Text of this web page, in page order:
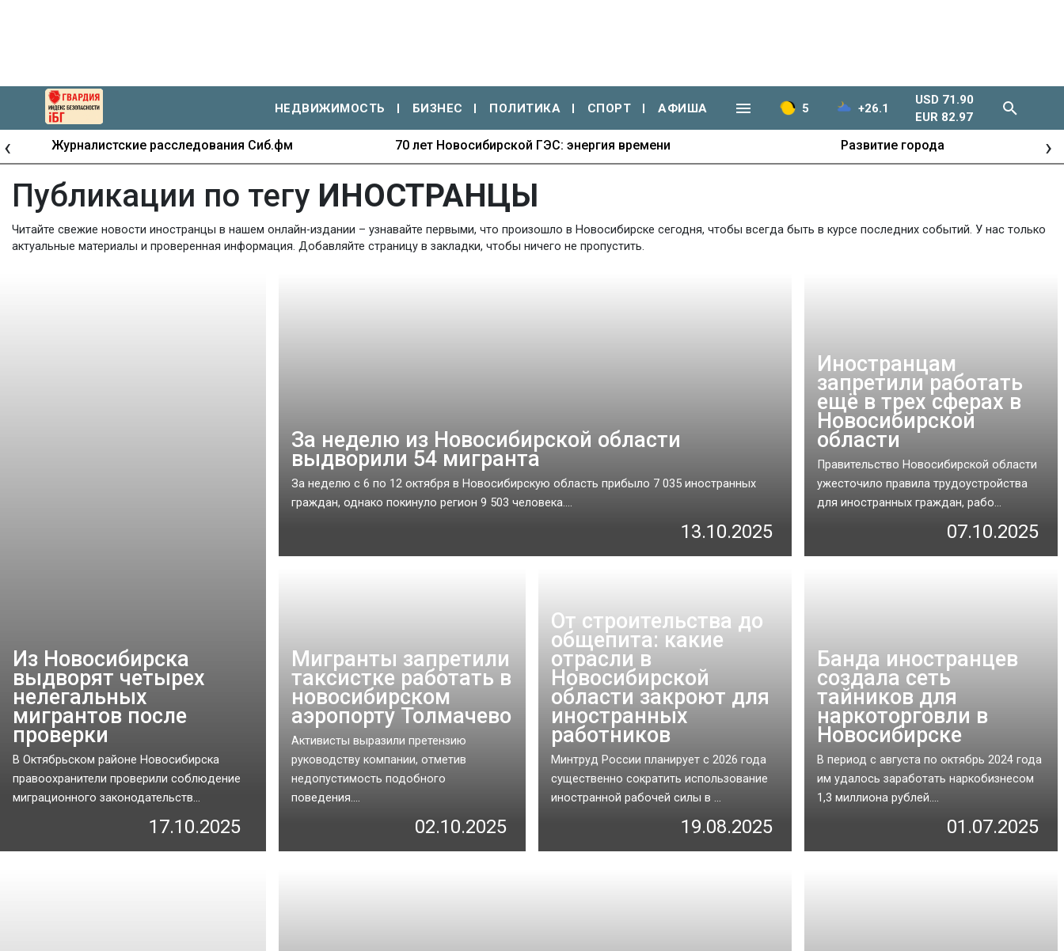
НЕДВИЖИМОСТЬ БИЗНЕС ПОЛИТИКА СПОРТ АФИША 5 +26.1
USD 71.90
EUR 82.97
Журналистские расследования Сиб.фм 70 лет Новосибирской ГЭС: энергия времени Развитие города
‹ ›
Публикации по тегу ИНОСТРАНЦЫ
Читайте свежие новости иностранцы в нашем онлайн-издании – узнавайте первыми, что произошло в Новосибирске сегодня, чтобы всегда быть в курсе последних событий. У нас только
актуальные материалы и проверенная информация. Добавляйте страницу в закладки, чтобы ничего не пропустить.
Из Новосибирска
выдворят четырех
нелегальных
мигрантов после
проверки
В Октябрьском районе Новосибирска
правоохранители проверили соблюдение
миграционного законодательств...
17.10.2025
За неделю из Новосибирской области
выдворили 54 мигранта
За неделю с 6 по 12 октября в Новосибирскую область прибыло 7 035 иностранных
граждан, однако покинуло регион 9 503 человека....
13.10.2025
Иностранцам
запретили работать
ещё в трех сферах в
Новосибирской
области
Правительство Новосибирской области
ужесточило правила трудоустройства
для иностранных граждан, рабо...
07.10.2025
Мигранты запретили
таксистке работать в
новосибирском
аэропорту Толмачево
Активисты выразили претензию
руководству компании, отметив
недопустимость подобного
поведения....
02.10.2025
От строительства до
общепита: какие
отрасли в
Новосибирской
области закроют для
иностранных
работников
Минтруд России планирует с 2026 года
существенно сократить использование
иностранной рабочей силы в ...
19.08.2025
Банда иностранцев
создала сеть
тайников для
наркоторговли в
Новосибирске
В период с августа по октябрь 2024 года
им удалось заработать наркобизнесом
1,3 миллиона рублей....
01.07.2025